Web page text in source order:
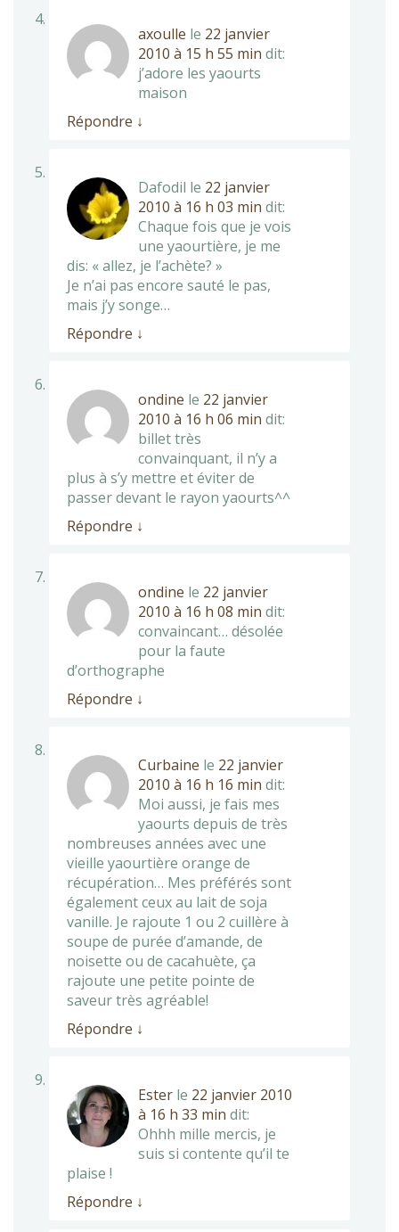
axoulle le 22 janvier
2010 à 15 h 55 min dit:
j’adore les yaourts
maison
Répondre ↓
Dafodil le 22 janvier
2010 à 16 h 03 min dit:
Chaque fois que je vois
une yaourtière, je me
dis: « allez, je l’achète? »
Je n’ai pas encore sauté le pas,
mais j’y songe…
Répondre ↓
ondine le 22 janvier
2010 à 16 h 06 min dit:
billet très
convainquant, il n’y a
plus à s’y mettre et éviter de
passer devant le rayon yaourts^^
Répondre ↓
ondine le 22 janvier
2010 à 16 h 08 min dit:
convaincant… désolée
pour la faute
d’orthographe
Répondre ↓
Curbaine le 22 janvier
2010 à 16 h 16 min dit:
Moi aussi, je fais mes
yaourts depuis de très
nombreuses années avec une
vieille yaourtière orange de
récupération… Mes préférés sont
également ceux au lait de soja
vanille. Je rajoute 1 ou 2 cuillère à
soupe de purée d’amande, de
noisette ou de cacahuète, ça
rajoute une petite pointe de
saveur très agréable!
Répondre ↓
Ester le 22 janvier 2010
à 16 h 33 min dit:
Ohhh mille mercis, je
suis si contente qu’il te
plaise !
Répondre ↓